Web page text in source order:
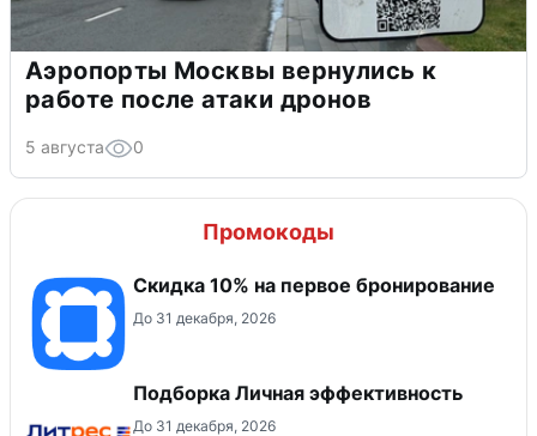
Аэропорты Москвы вернулись к
работе после атаки дронов
5 августа 0
Промокоды
Скидка 10% на первое бронирование
До 31 декабря, 2026
Подборка Личная эффективность
До 31 декабря, 2026